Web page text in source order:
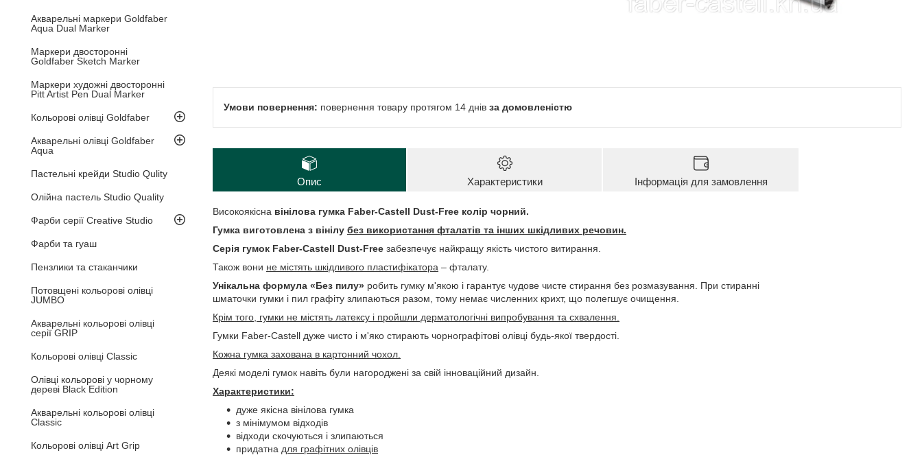
Акварельні маркери Goldfaber
Aqua Dual Marker
Маркери двосторонні
Goldfaber Sketch Marker
Маркери художні двосторонні
Pitt Artist Pen Dual Marker
Кольорові олівці Goldfaber
Акварельні олівці Goldfaber
Aqua
Пастельні крейди Studio Qulity
Олійна пастель Studio Quality
Фарби серії Creative Studio
Фарби та гуаш
Пензлики та стаканчики
Потовщені кольорові олівці
JUMBO
Акварельні кольорові олівці
серії GRIP
Кольорові олівці Classic
Олівці кольорові у чорному
дереві Black Edition
Акварельні кольорові олівці
Classic
Кольорові олівці Art Grip
повернення товару протягом 14 днів за домовленістю
Опис Характеристики Інформація для замовлення
Високоякісна вінілова гумка Faber-Castell Dust-Free колір чорний.
Гумка виготовлена з вінілу без використання фталатів та інших шкідливих речовин.
Серія гумок Faber-Castell Dust-Free забезпечує найкращу якість чистого витирання.
Також вони не містять шкідливого пластифікатора – фталату.
Унікальна формула «Без пилу» робить гумку м'якою і гарантує чудове чисте стирання без розмазування. При стиранні
шматочки гумки і пил графіту злипаються разом, тому немає численних крихт, що полегшує очищення.
Крім того, гумки не містять латексу і пройшли дерматологічні випробування та схвалення.
Гумки Faber-Castell дуже чисто і м'яко стирають чорнографітові олівці будь-якої твердості.
Кожна гумка захована в картонний чохол.
Деякі моделі гумок навіть були нагороджені за свій інноваційний дизайн.
Характеристики:
дуже якісна вінілова гумка
з мінімумом відходів
відходи скочуються і злипаються
придатна для графітних олівців